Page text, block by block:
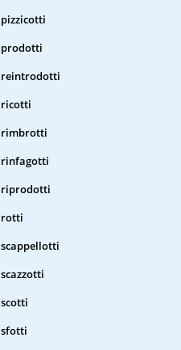
pizzicotti
prodotti
reintrodotti
ricotti
rimbrotti
rinfagotti
riprodotti
rotti
scappellotti
scazzotti
scotti
sfotti